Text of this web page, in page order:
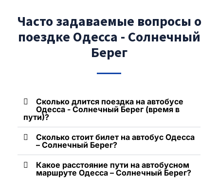
Часто задаваемые вопросы о
поездке Одесса - Солнечный
Берег
Сколько длится поездка на автобусе
Одесса - Солнечный Берег (время в
пути)?
Сколько стоит билет на автобус Одесса
– Солнечный Берег?
Какое расстояние пути на автобусном
маршруте Одесса – Солнечный Берег?